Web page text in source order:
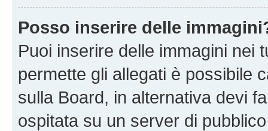
Posso inserire delle
Puoi inserire delle immagini nei
permette gli allegati è possibile
sulla Board, in alternativa devi
ospitata su un server di